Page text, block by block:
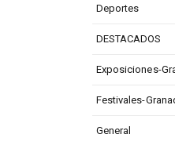
Deportes
DESTACADOS
Exposiciones-
Festivales-
General